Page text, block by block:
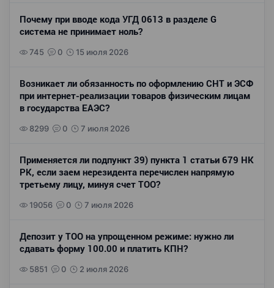
Почему при вводе кода УГД 0613 в разделе G
система не принимает ноль?
745 0 15 июля 2026
Возникает ли обязанность по оформлению СНТ и ЭСФ
при интернет-реализации товаров физическим лицам
в государства ЕАЭС?
8299 0 7 июля 2026
Применяется ли подпункт 39) пункта 1 статьи 679 НК
РК, если заем нерезидента перечислен напрямую
третьему лицу, минуя счет ТОО?
19056 0 7 июля 2026
Депозит у ТОО на упрощенном режиме: нужно ли
сдавать форму 100.00 и платить КПН?
5851 0 2 июля 2026